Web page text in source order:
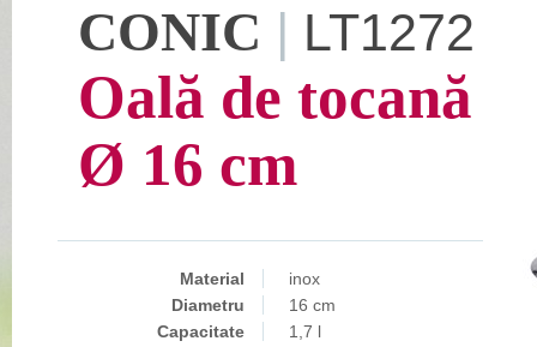
CONIC | LT1272
Oală de tocană
Ø 16 cm
Material
inox
Diametru
16 cm
Capacitate
1,7 l